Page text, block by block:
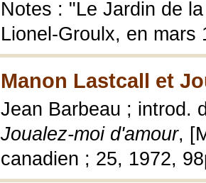
Notes : "Le Jardin de
Lionel-Groulx, en mars
Manon Lastcall et
Jean Barbeau ; introd.
Joualez-moi d'amour,
canadien ; 25, 1972,